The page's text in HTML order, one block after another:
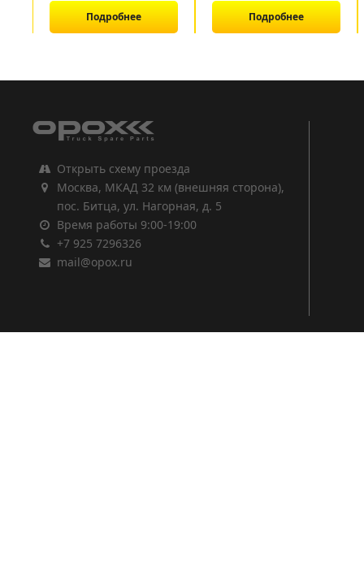
Подробнее Подробнее
Открыть схему проезда
Москва, МКАД 32 км (внешняя сторона),
пос. Битца, ул. Нагорная, д. 5
Время работы 9:00-19:00
+7 925 7296326
mail@opox.ru